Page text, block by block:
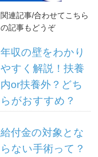
関連記事/合わせてこちら
の記事もどうぞ
年収の壁をわかり
やすく解説！扶養
内or扶養外？どち
らがおすすめ？
給付金の対象とな
らない手術って？